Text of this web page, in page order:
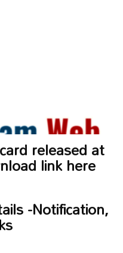
released at
link here
-Notification,